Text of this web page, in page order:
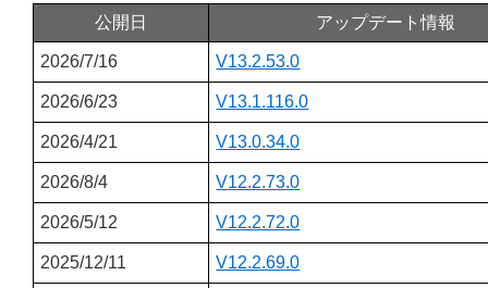
公開日
アップデート情報
2026/7/16 V13.2.53.0
2026/6/23 V13.1.116.0
2026/4/21 V13.0.34.0
2026/8/4 V12.2.73.0
2026/5/12 V12.2.72.0
2025/12/11 V12.2.69.0